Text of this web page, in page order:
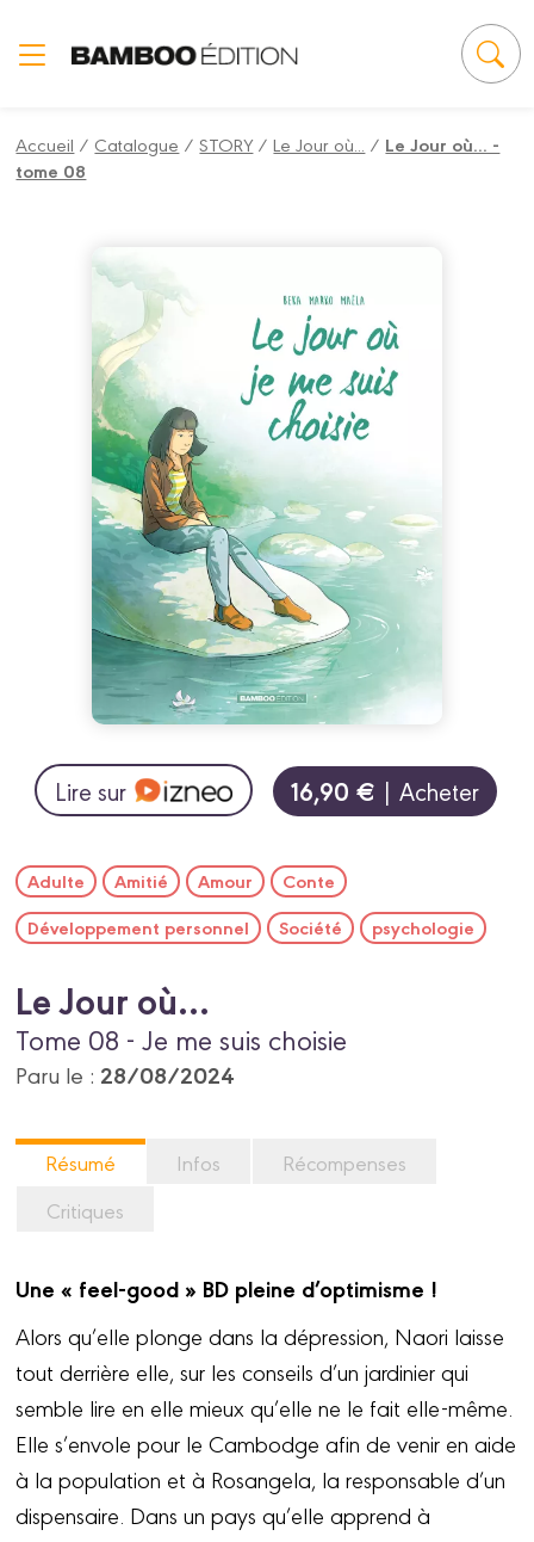
Accueil / Catalogue /STORY /Le Jour où... / Le Jour où... -
tome 08
Lire sur 16,90 € | Acheter
Adulte Amitié Amour
Conte
Développement personnel
Société psychologie
Le Jour où...
Tome 08 - Je me suis choisie
Paru le : 28/08/2024
Résumé Infos
Récompenses
Critiques
Une « feel-good » BD pleine d’optimisme !
Alors qu’elle plonge dans la dépression, Naori laisse
tout derrière elle, sur les conseils d’un jardinier qui
semble lire en elle mieux qu’elle ne le fait elle-même.
Elle s’envole pour le Cambodge afin de venir en aide
à la population et à Rosangela, la responsable d’un
dispensaire. Dans un pays qu’elle apprend à